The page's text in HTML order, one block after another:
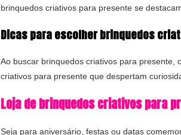
brinquedos criativos para presente se
Dicas para escolher brinquedos
Ao buscar brinquedos criativos para presente,
criativos para presente que despertam
Loja de brinquedos criativos para
Seja para aniversário, festas ou datas